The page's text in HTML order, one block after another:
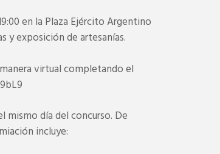
en la Plaza Ejército Argentino
y exposición de artesanías.
virtual completando el
mismo día del concurso. De
incluye: